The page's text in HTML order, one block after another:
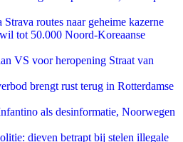
routes naar geheime kazerne
tot 50.000 Noord-Koreaanse
VS voor heropening Straat van
brengt rust terug in Rotterdamse
als desinformatie, Noorwegen
dieven betrapt bij stelen illegale